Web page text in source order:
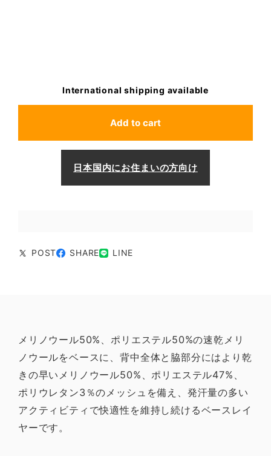
International shipping available
Add to cart
日本国内にお住まいの方向け
POST SHARE LINE
メリノウール50%、ポリエステル50%の速乾メリ
ノウールをベースに、背中全体と脇部分にはより乾
きの早いメリノウール50%、ポリエステル47%、
ポリウレタン3％のメッシュを備え、発汗量の多い
アクティビティで快適性を維持し続けるベースレイ
ヤーです。